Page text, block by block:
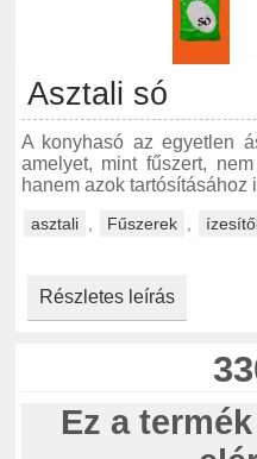
Asztali só
A konyhasó az egyetlen
amelyet, mint fűszert,
hanem azok tartósításához
asztali Fűszerek
Részletes leírás
Ez a